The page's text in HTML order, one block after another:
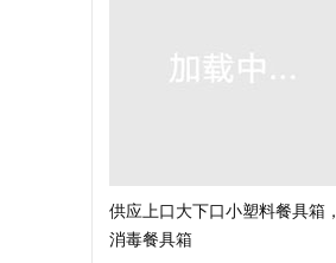
供应上口大下口小塑料餐具箱，
消毒餐具箱